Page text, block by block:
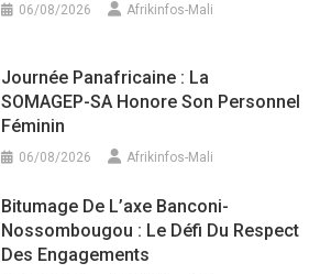
06/08/2026 Afrikinfos-Mali
Journée Panafricaine : La
SOMAGEP-SA Honore Son Personnel
Féminin
06/08/2026 Afrikinfos-Mali
Bitumage De L’axe Banconi-
Nossombougou : Le Défi Du Respect
Des Engagements